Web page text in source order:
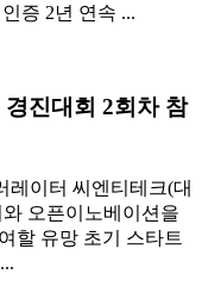
증 2년 연속 ...
진대회 2회차 참
레이터 씨엔티테크(대
오픈이노베이션을
할 유망 초기 스타트